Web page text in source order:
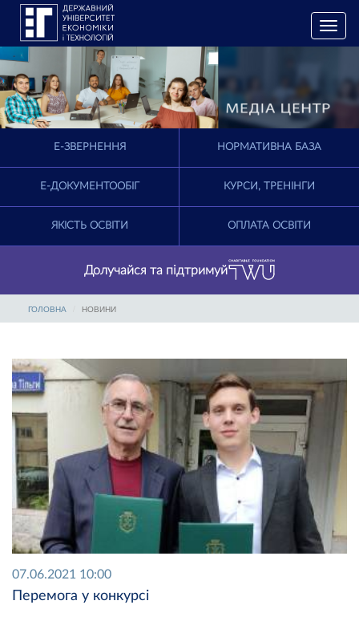
T
o
e
i
a
E-ЗВЕРНЕННЯ НОРМАТИВНА БАЗА
Е-ДОКУМЕНТООБІГ КУРСИ, ТРЕНІНГИ
ЯКІСТЬ ОСВІТИ ОПЛАТА ОСВІТИ
Долучайся та підтримуй
ГОЛОВНА НОВИНИ
07.06.2021 10:00
Перемога у конкурсі